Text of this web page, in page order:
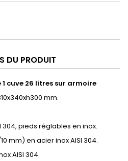
DU PRODUIT
cuve 26 litres sur armoire
mm.
304, pieds réglables en inox.
mm) en acier inox AISI 304.
AISI 304.